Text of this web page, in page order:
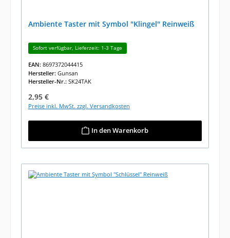
Ambiente Taster mit Symbol "Klingel" Reinweiß
Sofort verfügbar, Lieferzeit: 1-3 Tage
EAN: 8697372044415
Hersteller: Gunsan
Hersteller-Nr.: SK24TAK
Regulärer Preis:
2,95 €
Preise inkl. MwSt. zzgl. Versandkosten
In den Warenkorb